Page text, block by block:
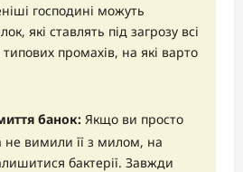
господині можуть
які ставлять під загрозу всі
промахів, на які варто
банок: Якщо ви просто
не вимили її з милом, на
бактерії. Завжди